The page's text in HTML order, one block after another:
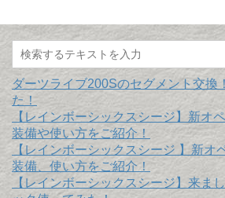
ダーツライブ200Sのセグメント交換
た！
【レインボーシックスシージ】新オ
装備や使い方をご紹介！
【レインボーシックスシージ 】新オ
装備、使い方をご紹介！
【レインボーシックスシージ】来ま